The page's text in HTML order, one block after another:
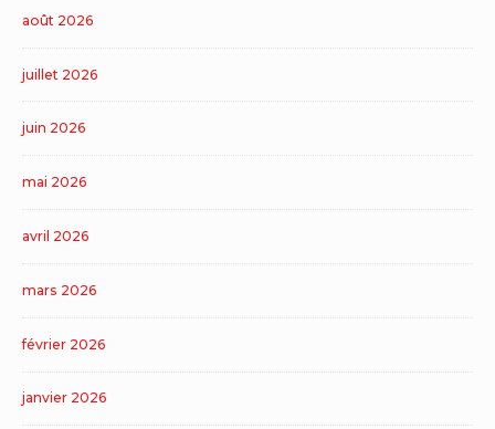
août 2026
juillet 2026
juin 2026
mai 2026
avril 2026
mars 2026
février 2026
janvier 2026